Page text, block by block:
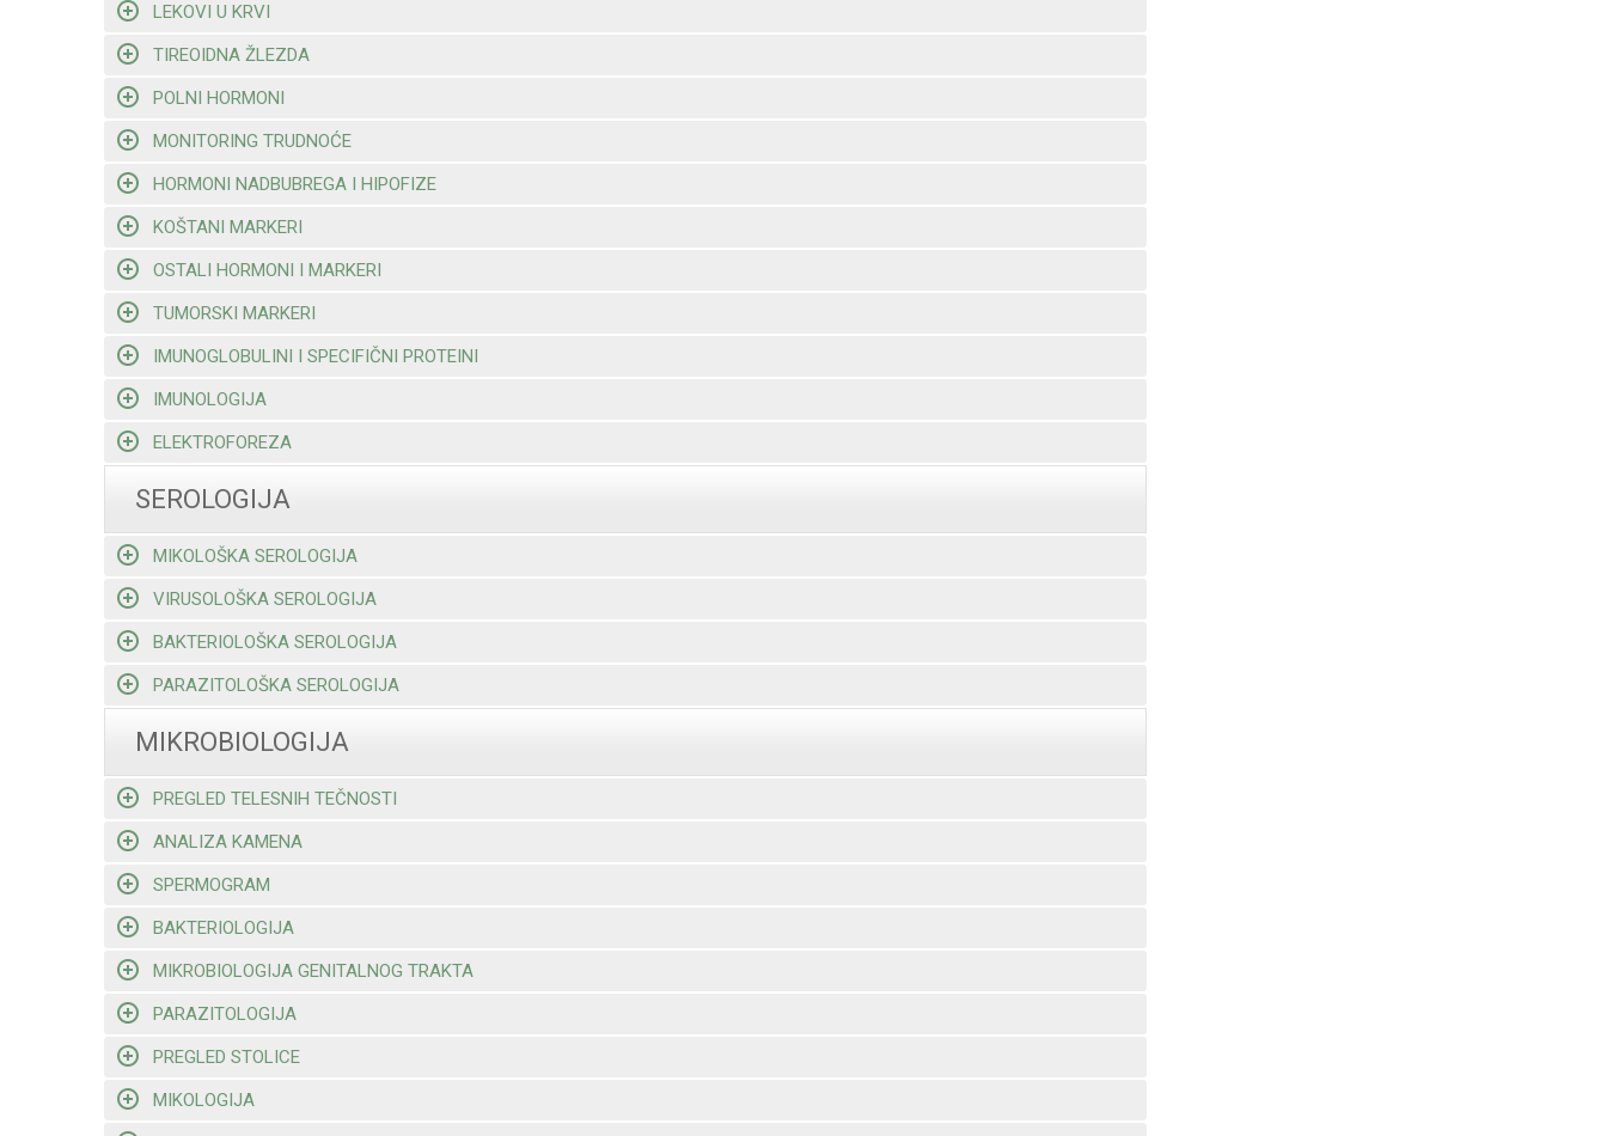
LEKOVI U KRVI
TIREOIDNA ŽLEZDA
POLNI HORMONI
MONITORING TRUDNOĆE
HORMONI NADBUBREGA I HIPOFIZE
KOŠTANI MARKERI
OSTALI HORMONI I MARKERI
TUMORSKI MARKERI
IMUNOGLOBULINI I SPECIFIČNI PROTEINI
IMUNOLOGIJA
ELEKTROFOREZA
SEROLOGIJA
MIKOLOŠKA SEROLOGIJA
VIRUSOLOŠKA SEROLOGIJA
BAKTERIOLOŠKA SEROLOGIJA
PARAZITOLOŠKA SEROLOGIJA
MIKROBIOLOGIJA
PREGLED TELESNIH TEČNOSTI
ANALIZA KAMENA
SPERMOGRAM
BAKTERIOLOGIJA
MIKROBIOLOGIJA GENITALNOG TRAKTA
PARAZITOLOGIJA
PREGLED STOLICE
MIKOLOGIJA